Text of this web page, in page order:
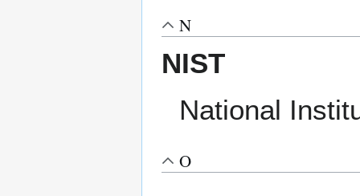
N
NIST
National
O